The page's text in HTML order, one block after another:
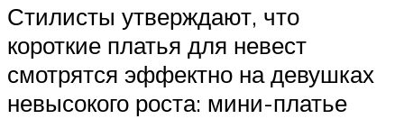
Стилисты утверждают, что
короткие платья для невест
смотрятся эффектно на девушках
невысокого роста: мини-платье